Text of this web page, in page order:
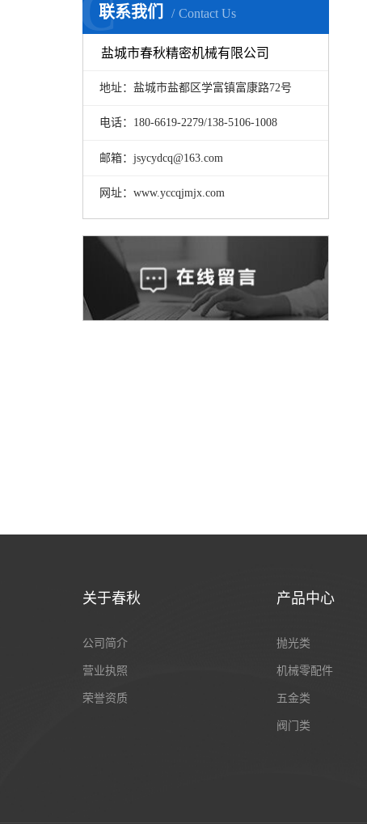
联系我们 Contact Us
盐城市春秋精密机械有限公司
地址：盐城市盐都区学富镇富康路72号
电话：180-6619-2279/138-5106-1008
邮箱：jsycydcq@163.com
网址：www.yccqjmjx.com
关于春秋
公司简介
营业执照
荣誉资质
产品中心
抛光类
机械零配件
五金类
阀门类